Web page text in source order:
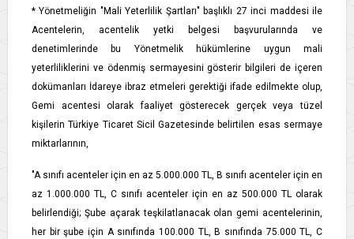
* Yönetmeliğin "Mali Yeterlilik Şartları" başlıklı 27 inci maddesi ile
Acentelerin, acentelik yetki belgesi başvurularında ve
denetimlerinde bu Yönetmelik hükümlerine uygun mali
yeterliliklerini ve ödenmiş sermayesini gösterir bilgileri de içeren
dokümanları İdareye ibraz etmeleri gerektiği ifade edilmekte olup,
Gemi acentesi olarak faaliyet gösterecek gerçek veya tüzel
kişilerin Türkiye Ticaret Sicil Gazetesinde belirtilen esas sermaye
miktarlarının,
"A sınıfı acenteler için en az 5.000.000 TL, B sınıfı acenteler için en
az 1.000.000 TL, C sınıfı acenteler için en az 500.000 TL olarak
belirlendiği; Şube açarak teşkilatlanacak olan gemi acentelerinin,
her bir şube için A sınıfında 100.000 TL, B sınıfında 75.000 TL, C